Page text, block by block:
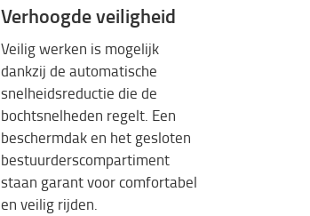
Verhoogde veiligheid
Veilig werken is mogelijk
dankzij de automatische
snelheidsreductie die de
bochtsnelheden regelt. Een
beschermdak en het gesloten
bestuurderscompartiment
staan garant voor comfortabel
en veilig rijden.